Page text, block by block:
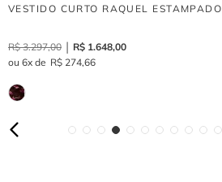
VESTIDO CURTO RAQUEL ESTAMPADO
R$ 3.297,00 R$ 1.648,00
6
R$ 274,66